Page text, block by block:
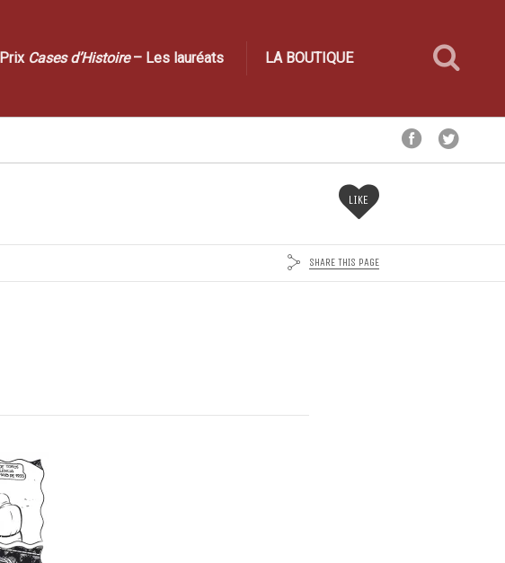
Prix Cases d’Histoire– Les lauréats LA BOUTIQUE
LIKE
SHARE THIS PAGE